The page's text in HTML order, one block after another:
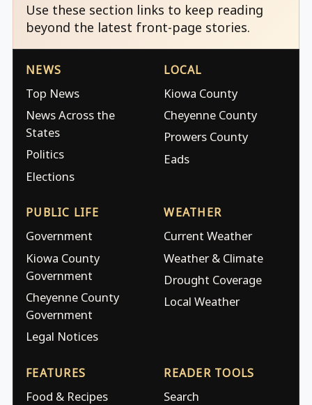
Use these section links to keep reading
beyond the latest front-page stories.
NEWS
Top News
News Across the
States
Politics
Elections
LOCAL
Kiowa County
Cheyenne County
Prowers County
Eads
PUBLIC LIFE
Government
Kiowa County
Government
Cheyenne County
Government
Legal Notices
WEATHER
Current Weather
Weather & Climate
Drought Coverage
Local Weather
FEATURES
Food & Recipes
READER TOOLS
Search